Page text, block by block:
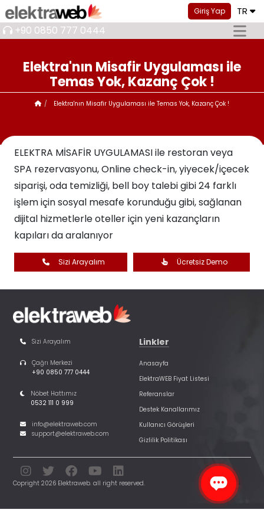
Giriş Yap TR
+90 0850 777 0444
Elektra'nın Misafir Uygulaması ile
Temas Yok, Kazanç Çok !
Elektra'nın Misafir Uygulaması ile Temas Yok, Kazanç Çok !
ELEKTRA MİSAFİR UYGULAMASI ile restoran veya
SPA rezervasyonu, Online check-in, yiyecek/içecek
siparişi, oda temizliği, bell boy talebi gibi 24 farklı
işlem için sosyal mesafe korunduğu gibi, sağlanan
dijital hizmetlerle oteller için yeni kazançların
kapıları da aralanıyor
Sizi Arayalım Ücretsiz Demo
Sizi Arayalım
Çağrı Merkezi
+90 0850 777 0444
Nöbet Hattımız
0532 111 0 999
info@elektraweb.com
support@elektraweb.com
Linkler
Anasayfa
ElektraWEB Fiyat Listesi
Referanslar
Destek Kanallarımız
Kullanıcı Görüşleri
Gizlilik Politikası
Copright 2026 Elektraweb. all right reserved.